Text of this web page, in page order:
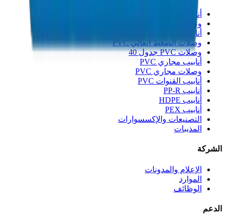
أنابيب الصرف UPVC
وصلات الصرف UPVC
أنابيب الضغط العالي PVC
وصلات الضغط العالي PVC
وصلات PVC جدول 40
أنابيب مجاري PVC
وصلات مجاري PVC
أنابيب القنوات PVC
أنابيب PP-R
أنابيب HDPE
أنابيب PEX
التصنيعات والإكسسوارات
المذيبات
الشركة
الإعلام والمدونات
الموارد
الوظائف
الدعم